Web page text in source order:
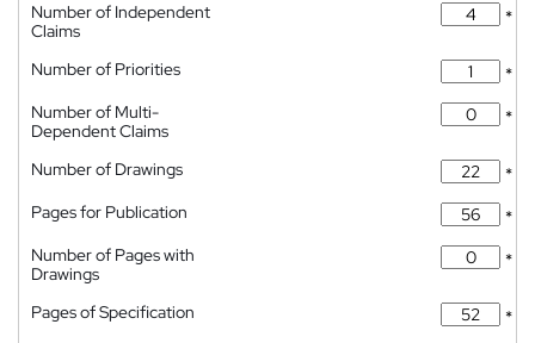
Number of Independent
Claims
*
Number of Priorities
*
Number of Multi-
Dependent Claims
*
Number of Drawings
*
Pages for Publication
*
Number of Pages with
Drawings
*
Pages of Specification
*